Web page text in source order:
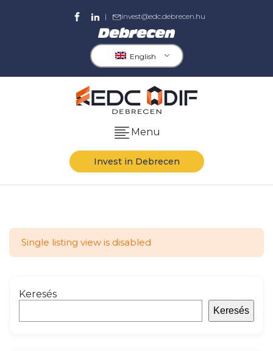
| invest@edc.debrecen.hu
English
Menu
Invest in Debrecen
Single listing view is disabled
Keresés
Keresés